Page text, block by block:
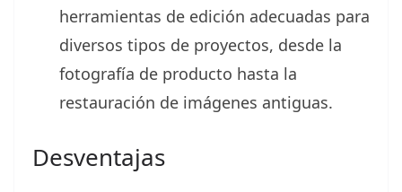
herramientas de edición adecuadas para
diversos tipos de proyectos, desde la
fotografía de producto hasta la
restauración de imágenes antiguas.
Desventajas